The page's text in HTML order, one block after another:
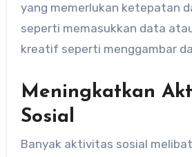
yang memerlukan ketepatan
seperti memasukkan data
kreatif seperti menggambar
Meningkatkan
Sosial
Banyak aktivitas sosial